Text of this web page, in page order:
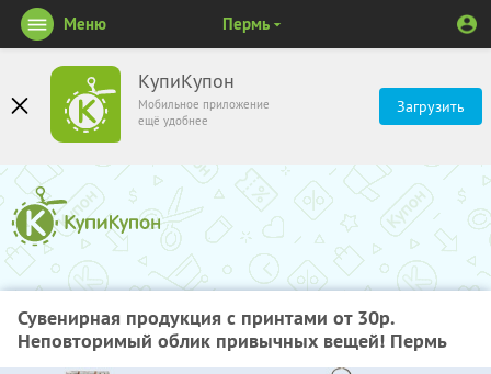
КупиКупон
Мобильное приложение
ещё удобнее
Загрузить
Меню Пермь
Сувенирная продукция с принтами от 30р.
Неповторимый облик привычных вещей! Пермь